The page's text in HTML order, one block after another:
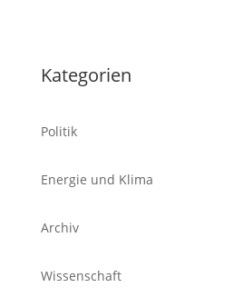
Kategorien
Politik
Energie und Klima
Archiv
Wissenschaft